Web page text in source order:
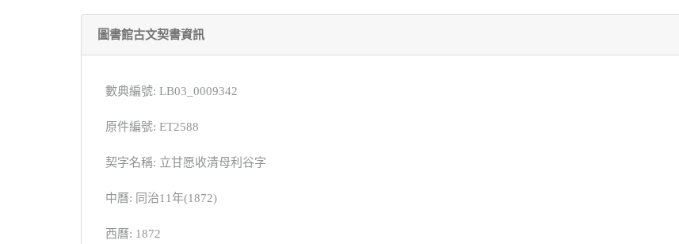
圖書館古文契書資訊
數典編號: LB03_0009342
原件編號: ET2588
契字名稱: 立甘愿收清母利谷字
中曆: 同治11年(1872)
西曆: 1872